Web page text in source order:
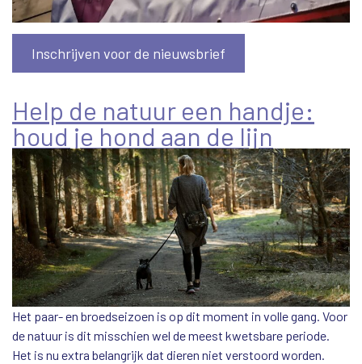
Inschrijven voor de nieuwsbrief
Help de natuur een handje:
houd je hond aan de lijn
Het paar- en broedseizoen is op dit moment in volle gang. Voor
de natuur is dit misschien wel de meest kwetsbare periode.
Het is nu extra belangrijk dat dieren niet verstoord worden.